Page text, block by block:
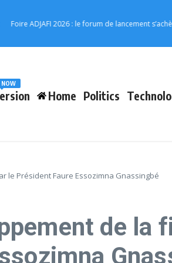
2026 : le forum de lancement s’achève à
NOW
Home Politics
le Président Faure Essozimna Gnassingbé
de la